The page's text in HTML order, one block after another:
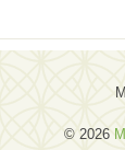
© 2026